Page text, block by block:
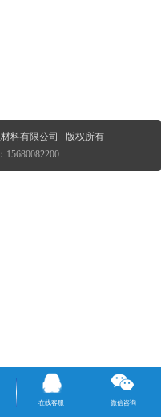
材料有限公司 版权所有
15680082200
在线客服 微信咨询